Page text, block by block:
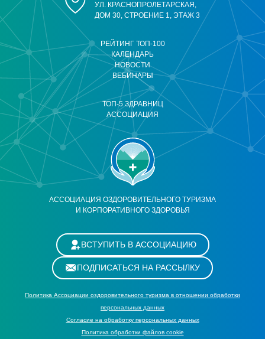
АССОЦИАЦИЯ ОЗДОРОВИТЕЛЬНОГО ТУРИЗМА
И КОРПОРАТИВНОГО ЗДОРОВЬЯ
РЕЙТИНГ ТОП-100
КАЛЕНДАРЬ
НОВОСТИ
ВЕБИНАРЫ
ТОП-5 ЗДРАВНИЦ
АССОЦИАЦИЯ
УЛ. КРАСНОПРОЛЕТАРСКАЯ,
ДОМ 30, СТРОЕНИЕ 1, ЭТАЖ 3
ВСТУПИТЬ В АССОЦИАЦИЮ
ПОДПИСАТЬСЯ НА РАССЫЛКУ
Политика Ассоциации оздоровительного туризма в отношении обработки
персональных данных
Cогласие на обработку персональных данных
Политика обработки файлов cookie